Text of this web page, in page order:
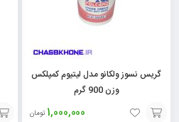
گریس نسوز ولکانو مدل لیتیوم کمپلکس
وزن 900 گرم
1,000,000 تومان